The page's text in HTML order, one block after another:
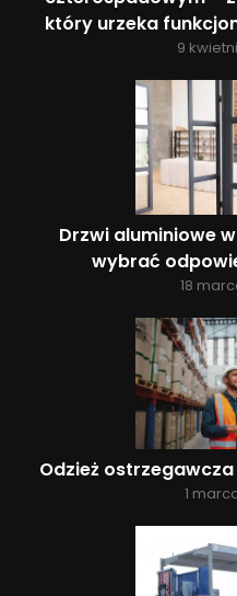
który urzeka
9
Drzwi aluminiowe
wybrać
18
Odzież
1